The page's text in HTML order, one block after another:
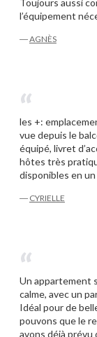
Toujours aussi
l’équipement
―AGNÈS
les +:
vue depuis le
équipé, livret
hôtes très
disponibles en
― CYRIELLE
Un appartement
calme, avec un
Idéal pour de
pouvons que le
avons déjà prévu